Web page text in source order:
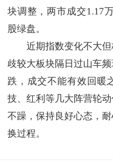
块调整，两市成交1.17
股绿盘。
近期指数变化不大但
歧较大板块隔日过山车
跌，成交不能有效回暖
技、红利等几大阵营轮
不躁，保持良好心态，
换过程。